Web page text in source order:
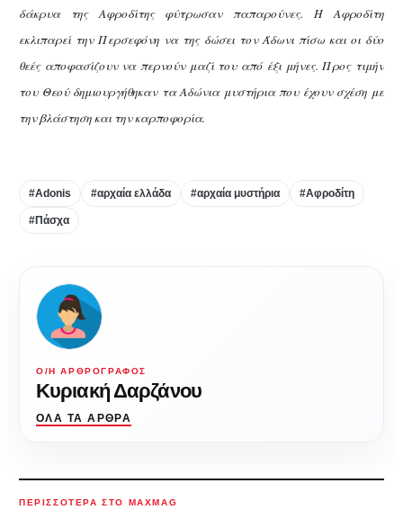
δάκρυα της Αφροδίτης φύτρωσαν παπαρούνες. Η Αφροδίτη
εκλιπαρεί την Περσεφόνη να της δώσει τον Άδωνι πίσω και οι δύο
θεές αποφασίζουν να περνούν μαζί του από έξι μήνες. Προς τιμήν
του Θεού δημιουργήθηκαν τα Αδώνια μυστήρια που έχουν σχέση με
την βλάστηση και την καρποφορία.
#Adonis #αρχαία ελλάδα #αρχαία μυστήρια #Αφροδίτη
#Πάσχα
Ο/Η ΑΡΘΡΟΓΡΆΦΟΣ
Κυριακή Δαρζάνου
ΌΛΑ ΤΑ ΆΡΘΡΑ
ΠΕΡΙΣΣΌΤΕΡΑ ΣΤΟ MAXMAG